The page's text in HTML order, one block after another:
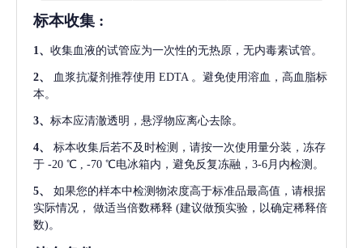
标本收集 :
1 、 收集血液的试管应为一次性的无热原，无内毒素试管。
2、 血浆抗凝剂推荐使用 EDTA 。避免使用溶血，高血脂标
本。
3、 标本应清澈透明，悬浮物应离心去除。
4、
标本收集后若不及时检测，请按一次使用量分装，冻存
于 -20 ℃ , -70 ℃电冰箱内，避免反复冻融，3-6月内检测。
5、
如果您的样本中检测物浓度高于标准品最高值，请根据
实际情况，
做适当倍数稀释 (建议做预实验，以确定稀释倍
数)。